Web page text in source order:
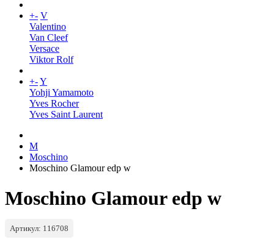
+- V
Valentino
Van Cleef
Versace
Viktor Rolf
+-Y
Yohji Yamamoto
Yves Rocher
Yves Saint Laurent
M
Moschino
Moschino Glamour edp w
Moschino Glamour edp w
Артикул: 116708